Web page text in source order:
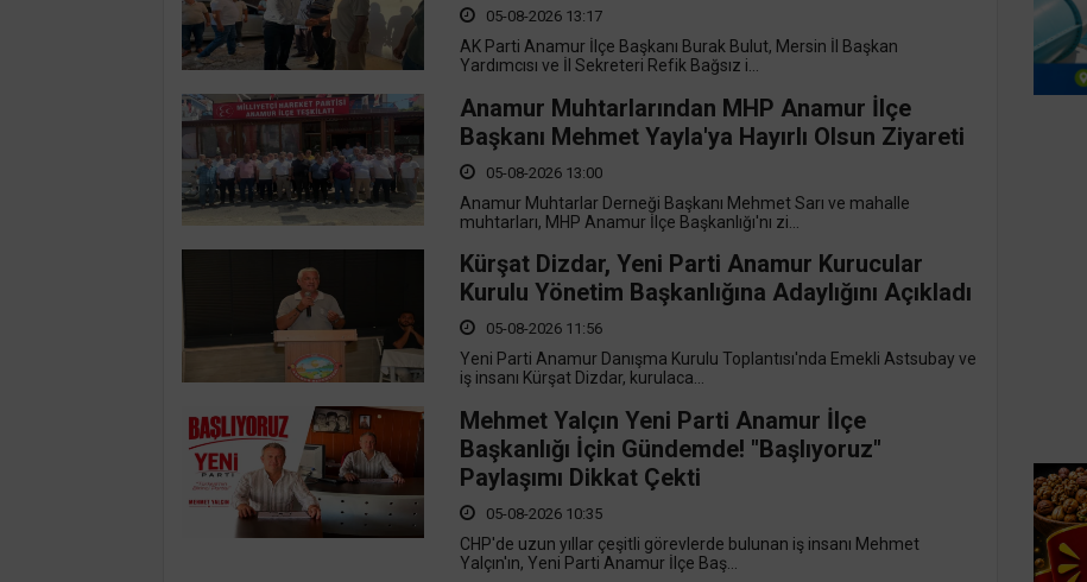
05-08-2026 13:17
AK Parti Anamur İlçe Başkanı Burak Bulut, Mersin İl Başkan
Yardımcısı ve İl Sekreteri Refik Bağsız i...
Anamur Muhtarlarından MHP Anamur İlçe
Başkanı Mehmet Yayla'ya Hayırlı Olsun Ziyareti
05-08-2026 13:00
Anamur Muhtarlar Derneği Başkanı Mehmet Sarı ve mahalle
muhtarları, MHP Anamur İlçe Başkanlığı'nı zi...
Kürşat Dizdar, Yeni Parti Anamur Kurucular
Kurulu Yönetim Başkanlığına Adaylığını Açıkladı
05-08-2026 11:56
Yeni Parti Anamur Danışma Kurulu Toplantısı'nda Emekli Astsubay ve
iş insanı Kürşat Dizdar, kurulaca...
Mehmet Yalçın Yeni Parti Anamur İlçe
Başkanlığı İçin Gündemde! "Başlıyoruz"
Paylaşımı Dikkat Çekti
05-08-2026 10:35
CHP'de uzun yıllar çeşitli görevlerde bulunan iş insanı Mehmet
Yalçın'ın, Yeni Parti Anamur İlçe Baş...